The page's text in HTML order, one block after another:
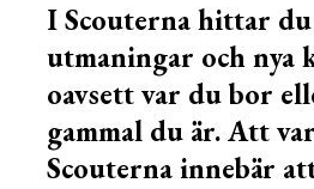
I Scouterna hittar du
utmaningar och nya
oavsett var du bor
gammal du är. Att
Scouterna innebär